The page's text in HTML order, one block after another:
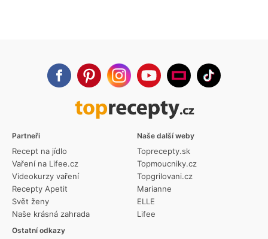
Partneři
Recept na jídlo
Vaření na Lifee.cz
Videokurzy vaření
Recepty Apetit
Svět ženy
Naše krásná zahrada
Ostatní odkazy
Naše další weby
Toprecepty.sk
Topmoucniky.cz
Topgrilovani.cz
Marianne
ELLE
Lifee